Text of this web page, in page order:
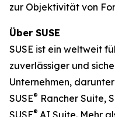
zur Objektivität von
Über SUSE
SUSE ist ein weltweit
zuverlässiger und
Unternehmen, darunter
SUSE® Rancher Suite,
SUSE® AI Suite. Mehr